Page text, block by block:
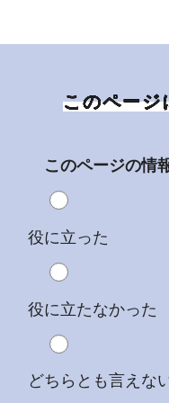
このページ
このページの情
役に立った
役に立たなかった
どちらとも言えな